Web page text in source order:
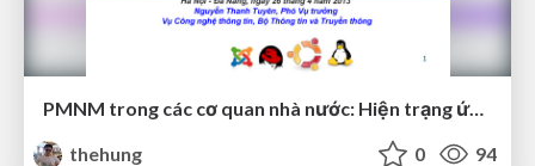
PMNM trong các cơ quan nhà nước: Hiện trạng ứng dụng và định hướng phát triển
thehung
0 94